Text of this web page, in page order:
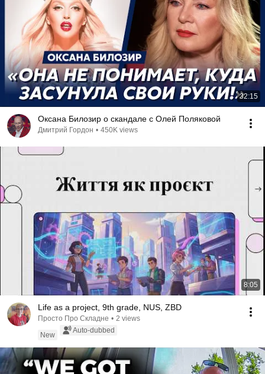
32:15
Оксана Билозир о скандале с Олей Поляковой
Дмитрий Гордон • 450K views
8:05
Life as a project, 9th grade, NUS, ZBD
Просто Про Складне • 2 views
New
Auto-dubbed